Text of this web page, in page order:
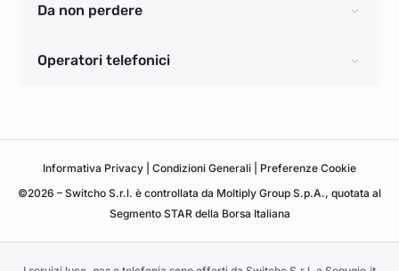
Da non perdere
Operatori telefonici
Informativa Privacy Condizioni Generali
Preferenze Cookie
©2026 – Switcho S.r.l. è controllata da Moltiply Group S.p.A., quotata al
Segmento STAR della Borsa Italiana